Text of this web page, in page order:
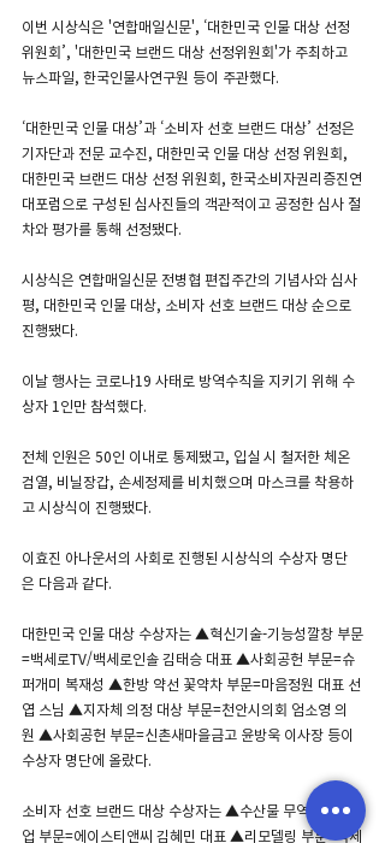
이번 시상식은 '연합매일신문', ‘대한민국 인물 대상 선정
위원회’, '대한민국 브랜드 대상 선정위원회'가 주최하고
뉴스파일, 한국인물사연구원 등이 주관했다.
‘대한민국 인물 대상’과 ‘소비자 선호 브랜드 대상’ 선정은
기자단과 전문 교수진, 대한민국 인물 대상 선정 위원회,
대한민국 브랜드 대상 선정 위원회, 한국소비자권리증진연
대포럼으로 구성된 심사진들의 객관적이고 공정한 심사 절
차와 평가를 통해 선정됐다.
시상식은 연합매일신문 전병협 편집주간의 기념사와 심사
평, 대한민국 인물 대상, 소비자 선호 브랜드 대상 순으로
진행됐다.
이날 행사는 코로나19 사태로 방역수칙을 지키기 위해 수
상자 1인만 참석했다.
전체 인원은 50인 이내로 통제됐고, 입실 시 철저한 체온
검열, 비닐장갑, 손세정제를 비치했으며 마스크를 착용하
고 시상식이 진행됐다.
이효진 아나운서의 사회로 진행된 시상식의 수상자 명단
은 다음과 같다.
대한민국 인물 대상 수상자는 ▲혁신기술-기능성깔창 부문
=백세로TV/백세로인솔 김태승 대표 ▲사회공헌 부문=슈
퍼개미 복재성 ▲한방 약선 꽃약차 부문=마음정원 대표 선
엽 스님 ▲지자체 의정 대상 부문=천안시의회 엄소영 의
원 ▲사회공헌 부문=신촌새마을금고 윤방욱 이사장 등이
수상자 명단에 올랐다.
소비자 선호 브랜드 대상 수상자는 ▲수산물 무역 전문기
업 부문=에이스티앤씨 김혜민 대표 ▲리모델링 부문=국제